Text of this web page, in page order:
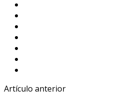
Artículo anterior